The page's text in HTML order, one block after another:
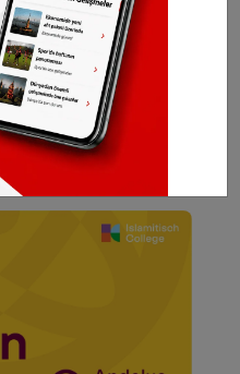
abone olun,
ülkeleri gündeminden
telefonunuza